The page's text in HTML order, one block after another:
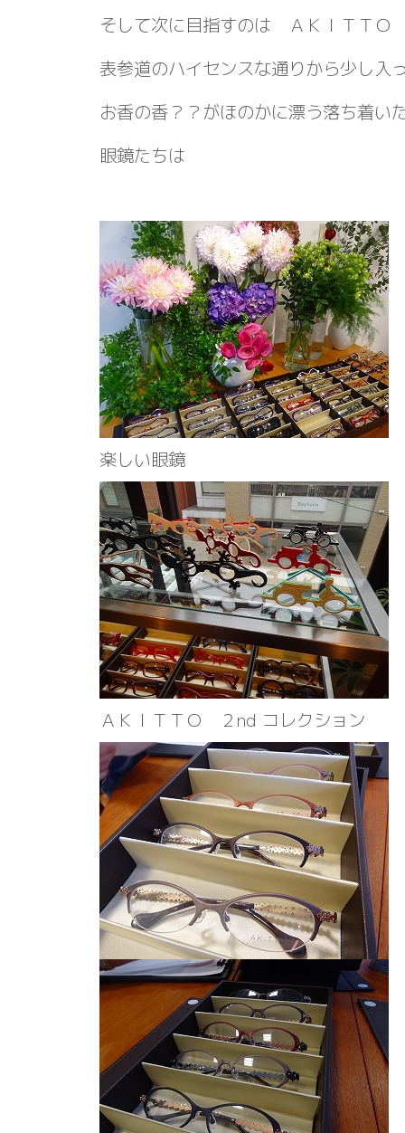
そして次に目指すのは ＡＫＩＴＴ
表参道のハイセンスな通りから少し入
お香の香？？がほのかに漂う落ち着い
眼鏡たちは
楽しい眼鏡
ＡＫＩＴＴＯ ２nd コレクション